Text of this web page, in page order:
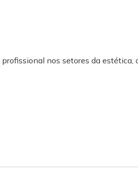
nos setores da estética,